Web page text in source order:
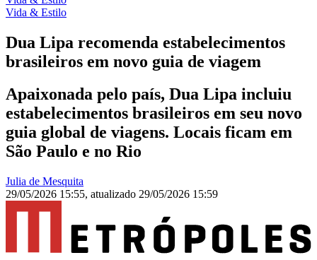
Vida & Estilo
Dua Lipa recomenda estabelecimentos
brasileiros em novo guia de viagem
Apaixonada pelo país, Dua Lipa incluiu
estabelecimentos brasileiros em seu novo
guia global de viagens. Locais ficam em
São Paulo e no Rio
Julia de Mesquita
29/05/2026 15:55, atualizado 29/05/2026 15:59